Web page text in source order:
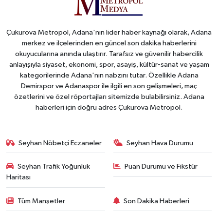
Çukurova Metropol, Adana'nın lider haber kaynağı olarak, Adana
merkez ve ilçelerinden en güncel son dakika haberlerini
okuyucularına anında ulaştırır. Tarafsız ve güvenilir habercilik
anlayışıyla siyaset, ekonomi, spor, asayiş, kültür-sanat ve yaşam
kategorilerinde Adana'nın nabzını tutar. Özellikle Adana
Demirspor ve Adanaspor ile ilgili en son gelişmeleri, maç
özetlerini ve özel röportajları sitemizde bulabilirsiniz. Adana
haberleri için doğru adres Çukurova Metropol.
Seyhan Nöbetçi Eczaneler Seyhan Hava Durumu
Seyhan Trafik Yoğunluk
Haritası
Puan Durumu ve Fikstür
Tüm Manşetler Son Dakika Haberleri